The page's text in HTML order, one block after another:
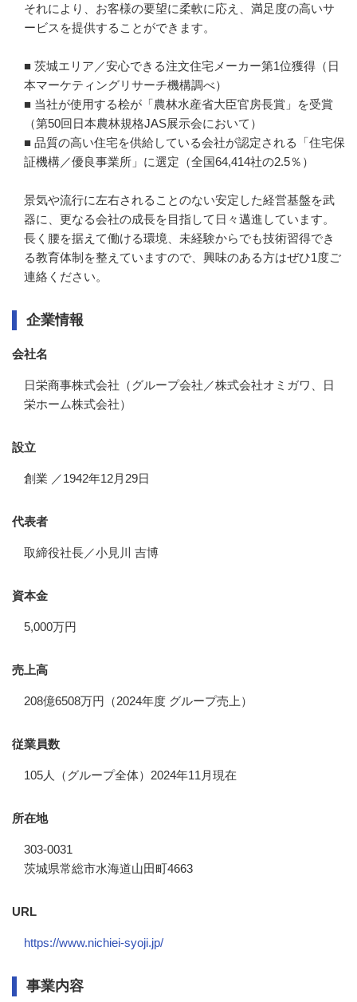
それにより、お客様の要望に柔軟に応え、満足度の高いサ
ービスを提供することができます。
■ 茨城エリア／安心できる注文住宅メーカー第1位獲得（日
本マーケティングリサーチ機構調べ）
■ 当社が使用する桧が「農林水産省大臣官房長賞」を受賞
（第50回日本農林規格JAS展示会において）
■ 品質の高い住宅を供給している会社が認定される「住宅保
証機構／優良事業所」に選定（全国64,414社の2.5％）
景気や流行に左右されることのない安定した経営基盤を武
器に、更なる会社の成長を目指して日々邁進しています。
長く腰を据えて働ける環境、未経験からでも技術習得でき
る教育体制を整えていますので、興味のある方はぜひ1度ご
連絡ください。
企業情報
会社名
日栄商事株式会社（グループ会社／株式会社オミガワ、日
栄ホーム株式会社）
設立
創業 ／1942年12月29日
代表者
取締役社長／小見川 吉博
資本金
5,000万円
売上高
208億6508万円（2024年度 グループ売上）
従業員数
105人（グループ全体）2024年11月現在
所在地
303-0031
茨城県常総市水海道山田町4663
URL
https://www.nichiei-syoji.jp/
事業内容